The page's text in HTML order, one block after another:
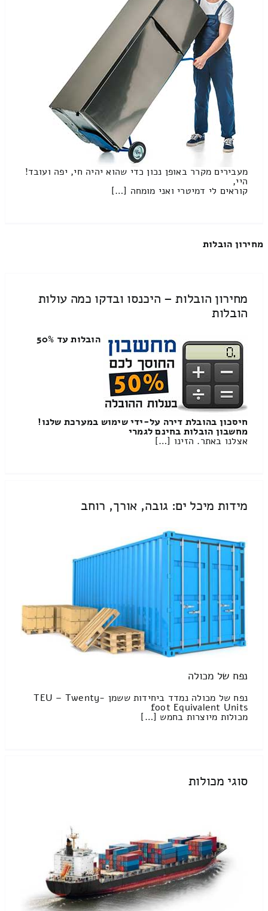
מעבירים מקרר באופן נכון כדי שהוא יהיה חי, יפה ועובד!
היי,
קוראים לי דמיטרי ואני מומחה […]
מחירון הובלות
מחירון הובלות – היכנסו ובדקו כמה עולות
הובלות
הובלות עד 50%
חיסכון בהובלת דירה על-ידי שימוש במערכת שלנו!
מחשבון הובלות בחינם לגמרי
אצלנו באתר. הזינו […]
מידות מיכל ים: גובה, אורך, רוחב
נפח של מכולה
נפח של מכולה נמדד ביחידות ששמן TEU – Twenty-
foot Equivalent Units
מכולות מיוצרות בחמש […]
סוגי מכולות